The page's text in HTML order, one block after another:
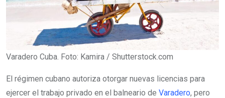
Varadero Cuba. Foto: Kamira / Shutterstock.com
El régimen cubano autoriza otorgar nuevas licencias para
ejercer el trabajo privado en el balneario de Varadero, pero